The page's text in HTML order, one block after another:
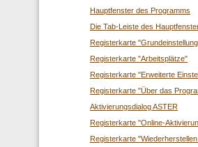
Hauptfenster des Programms
Die Tab-Leiste des
Registerkarte
Registerkarte "Arbeitsplätze"
Registerkarte "Erweiterte
Registerkarte "Über das
Aktivierungsdialog ASTER
Registerkarte "Online-
Registerkarte